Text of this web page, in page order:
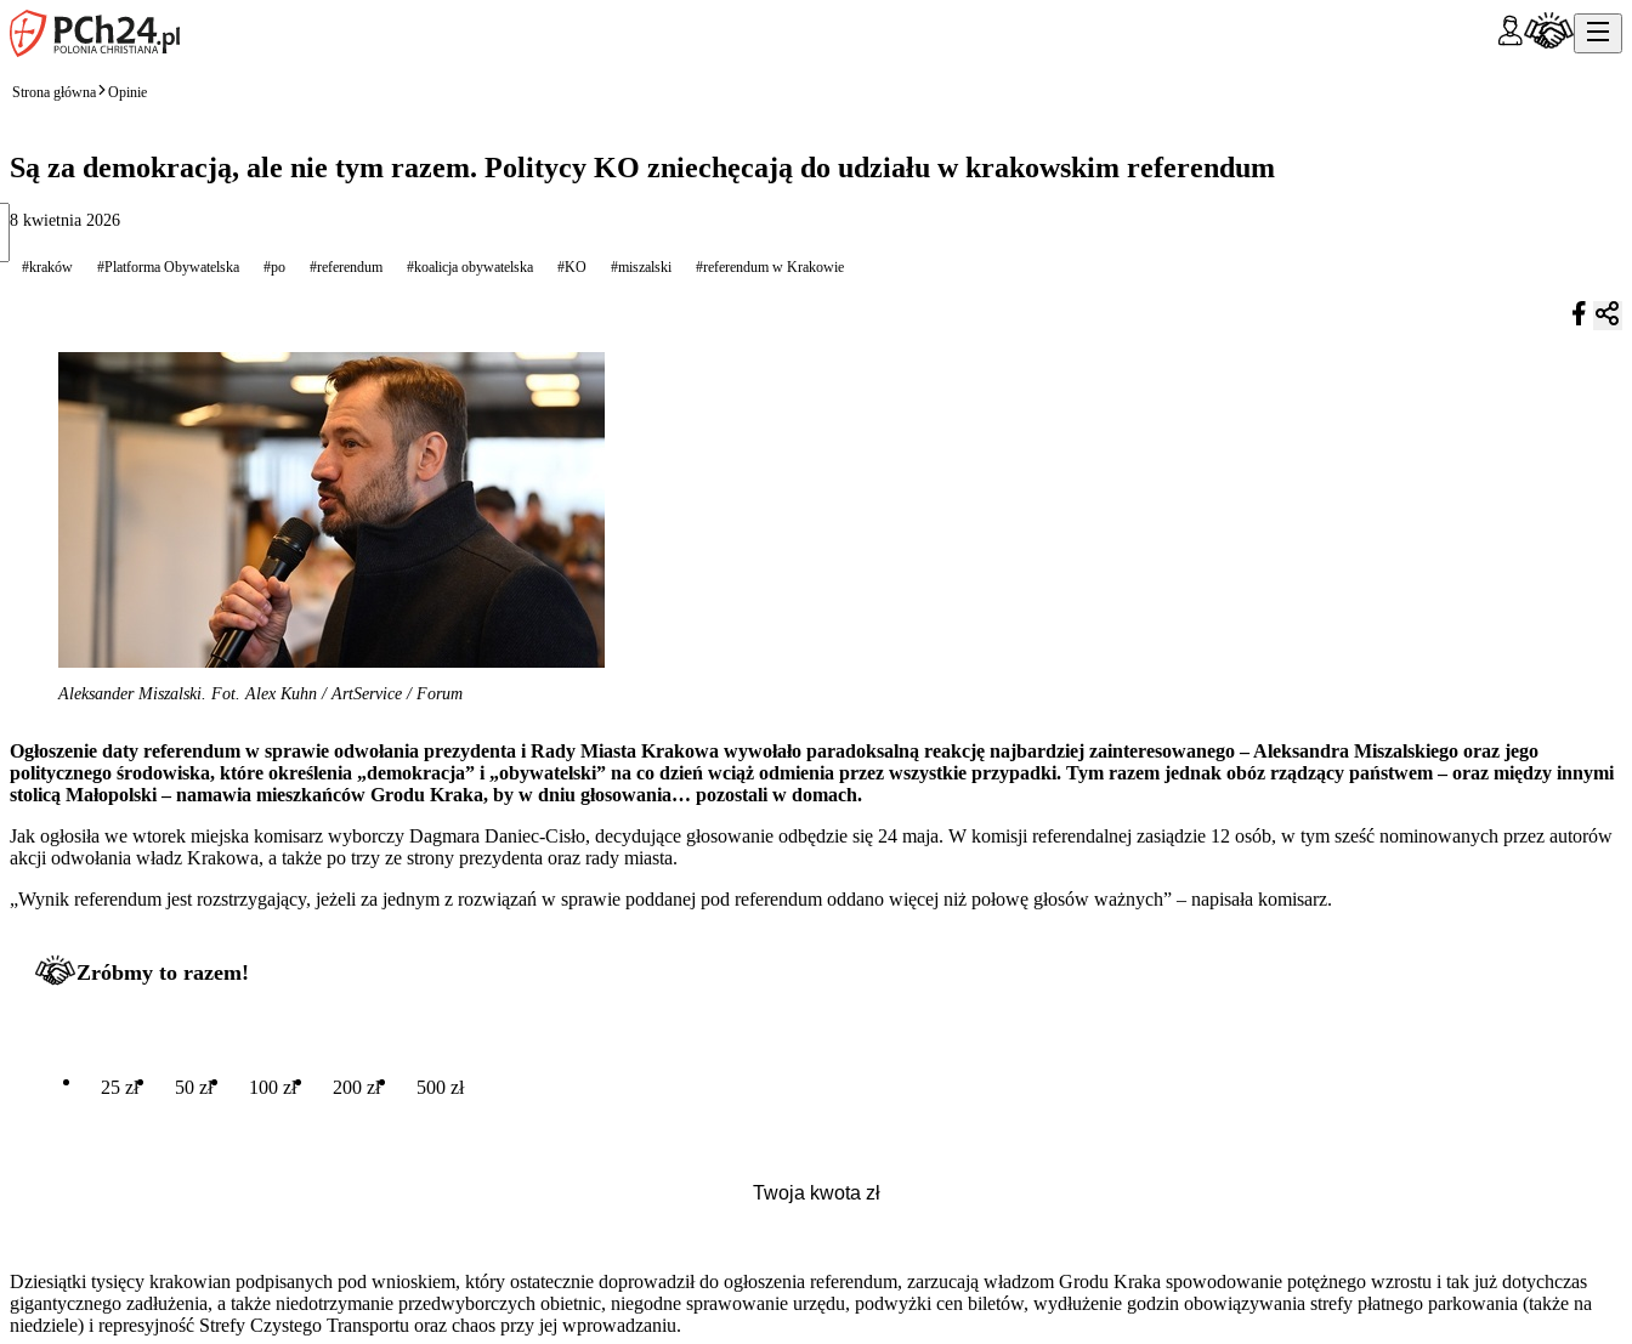
Strona główna Opinie
Są za demokracją, ale nie tym razem. Politycy KO zniechęcają do udziału w krakowskim referendum
8 kwietnia 2026
#kraków #Platforma Obywatelska #po #referendum #koalicja obywatelska #KO #miszalski #referendum w Krakowie
Aleksander Miszalski. Fot. Alex Kuhn / ArtService / Forum
Ogłoszenie daty referendum w sprawie odwołania prezydenta i Rady Miasta Krakowa wywołało paradoksalną reakcję najbardziej zainteresowanego – Aleksandra Miszalskiego oraz jego
politycznego środowiska, które określenia „demokracja” i „obywatelski” na co dzień wciąż odmienia przez wszystkie przypadki. Tym razem jednak obóz rządzący państwem – oraz między innymi
stolicą Małopolski – namawia mieszkańców Grodu Kraka, by w dniu głosowania… pozostali w domach.
Jak ogłosiła we wtorek miejska komisarz wyborczy Dagmara Daniec-Cisło, decydujące głosowanie odbędzie się 24 maja. W komisji referendalnej zasiądzie 12 osób, w tym sześć nominowanych przez autorów
akcji odwołania władz Krakowa, a także po trzy ze strony prezydenta oraz rady miasta.
„Wynik referendum jest rozstrzygający, jeżeli za jednym z rozwiązań w sprawie poddanej pod referendum oddano więcej niż połowę głosów ważnych” – napisała komisarz.
Zróbmy to razem!
25 zł 50 zł 100 zł 200 zł 500 zł
Dziesiątki tysięcy krakowian podpisanych pod wnioskiem, który ostatecznie doprowadził do ogłoszenia referendum, zarzucają władzom Grodu Kraka spowodowanie potężnego wzrostu i tak już dotychczas
gigantycznego zadłużenia, a także niedotrzymanie przedwyborczych obietnic, niegodne sprawowanie urzędu, podwyżki cen biletów, wydłużenie godzin obowiązywania strefy płatnego parkowania (także na
niedziele) i represyjność Strefy Czystego Transportu oraz chaos przy jej wprowadzaniu.